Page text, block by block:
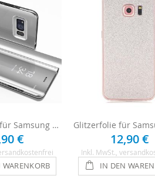
Spiegelhülle für Samsung Galaxy S8 - Silber
€ 12,90 €
Inkl. MwSt. ,
IN DEN